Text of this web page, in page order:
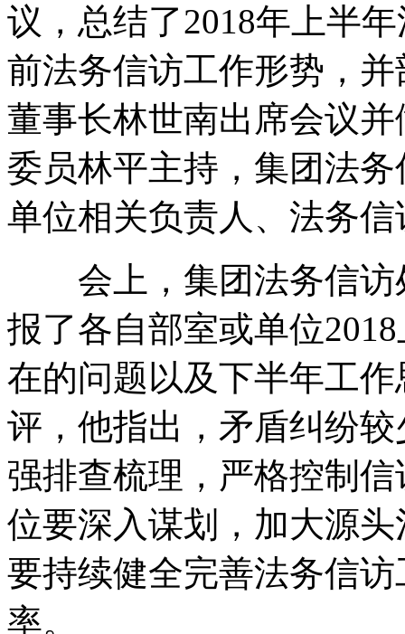
议，总结了2018年上半
前法务信访工作形势，
董事长林世南出席会议
委员林平主持，集团法
单位相关负责人、法务
会上，集团法务信访
报了各自部室或单位
在的问题以及下半年工
评，他指出，矛盾纠纷
强排查梳理，严格控制
位要深入谋划，加大源
要持续健全完善法务信
率。